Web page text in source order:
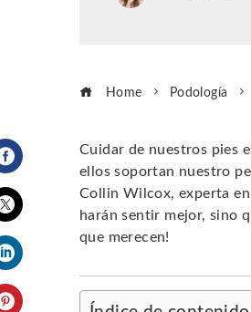
Home Podología
Facebook
Twitter
LinkedIn
Cuidar de nuestros pies
ellos soportan nuestro
Collin Wilcox, experta
harán sentir mejor, sino
que merecen!